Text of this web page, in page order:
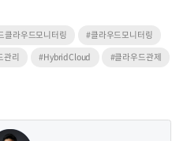
클라우드모니터링
#클라우드모니터링
관리 #HybridCloud #클라우드관제